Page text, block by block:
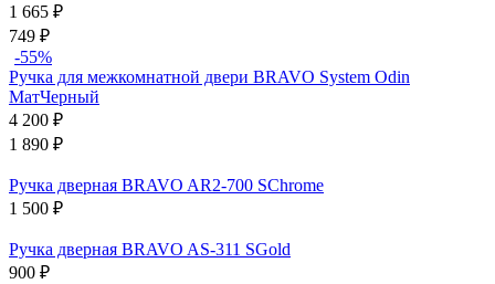
1 665 ₽
749 ₽
-55%
Ручка для межкомнатной двери BRAVO System Odin
МатЧерный
4 200 ₽
1 890 ₽
Ручка дверная BRAVO AR2-700 SChrome
1 500 ₽
Ручка дверная BRAVO AS-311 SGold
900 ₽